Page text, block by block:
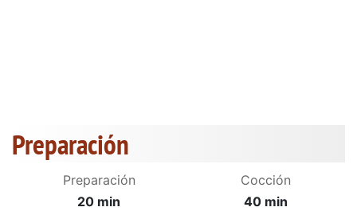
Preparación
Preparación
20 min
Cocción
40 min